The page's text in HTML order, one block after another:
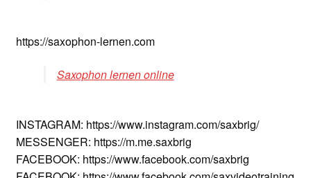
https://saxophon-lernen.com
Saxophon lernen online
INSTAGRAM: https://www.instagram.com/saxbrig/
MESSENGER: https://m.me.saxbrig
FACEBOOK: https://www.facebook.com/saxbrig